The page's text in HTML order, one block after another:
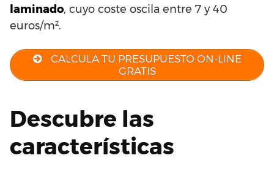
laminado, cuyo coste oscila entre 7 y 40
euros/m².
CALCULA TU PRESUPUESTO ON-LINE
GRATIS
Descubre las
características